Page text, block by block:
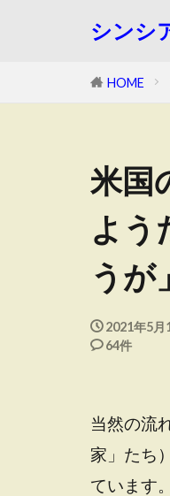
シンシ
HOME
米国
よう
うが」
2021年5月
64件
当然の流
家」たち
ています